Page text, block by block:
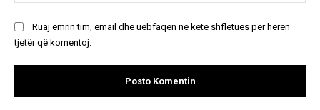
Ruaj emrin tim, email dhe uebfaqen në këtë shfletues për herën
tjetër që komentoj.